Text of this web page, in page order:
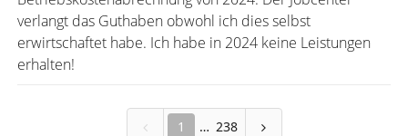
verlangt das Guthaben obwohl ich dies selbst
erwirtschaftet habe. Ich habe in 2024 keine Leistungen
erhalten!
1 238